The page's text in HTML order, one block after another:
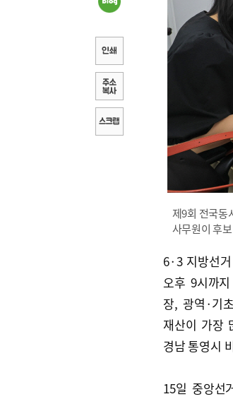
제9회 전국동
사무원이 후
6·3 지방선
오후 9시까
장, 광역·기
재산이 가장
경남 통영시
15일 중앙선